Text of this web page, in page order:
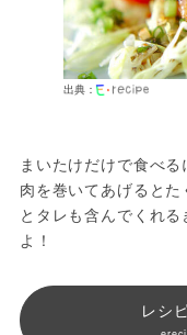
出典：
まいたけだけで食べ
肉を巻いてあげると
とタレも含んでくれ
よ！
レシ